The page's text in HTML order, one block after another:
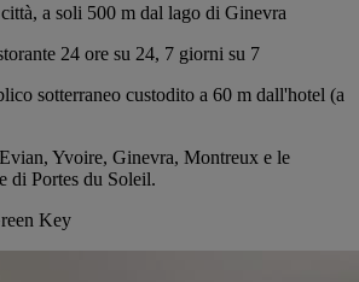
a soli 500 m dal lago di Ginevra
24 ore su 24, 7 giorni su 7
sotterraneo custodito a 60 m dall'hotel (a
Yvoire, Ginevra, Montreux e le
di Portes du Soleil.
Key